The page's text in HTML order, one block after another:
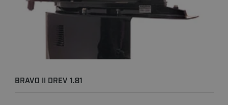
BRAVO II DREV 1.81